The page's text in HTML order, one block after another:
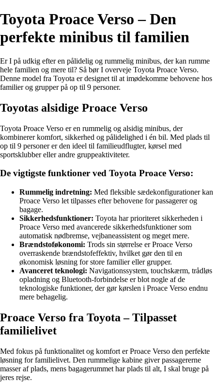
Toyota Proace Verso – Den
perfekte minibus til familien
Er I på udkig efter en pålidelig og rummelig minibus, der kan rumme
hele familien og mere til? Så bør I overveje Toyota Proace Verso.
Denne model fra Toyota er designet til at imødekomme behovene hos
familier og grupper på op til 9 personer.
Toyotas alsidige Proace Verso
Toyota Proace Verso er en rummelig og alsidig minibus, der
kombinerer komfort, sikkerhed og pålidelighed i én bil. Med plads til
op til 9 personer er den ideel til familieudflugter, kørsel med
sportsklubber eller andre gruppeaktiviteter.
De vigtigste funktioner ved Toyota Proace Verso:
Rummelig indretning: Med fleksible sædekonfigurationer kan
Proace Verso let tilpasses efter behovene for passagerer og
bagage.
Sikkerhedsfunktioner: Toyota har prioriteret sikkerheden i
Proace Verso med avancerede sikkerhedsfunktioner som
automatisk nødbremse, vejbaneassistent og meget mere.
Brændstoføkonomi: Trods sin størrelse er Proace Verso
overraskende brændstofeffektiv, hvilket gør den til en
økonomisk løsning for store familier eller grupper.
Avanceret teknologi: Navigationssystem, touchskærm, trådløs
opladning og Bluetooth-forbindelse er blot nogle af de
teknologiske funktioner, der gør kørslen i Proace Verso endnu
mere behagelig.
Proace Verso fra Toyota – Tilpasset
familielivet
Med fokus på funktionalitet og komfort er Proace Verso den perfekte
løsning for familielivet. Den rummelige kabine giver passagererne
masser af plads, mens bagagerummet har plads til alt, I skal bruge på
jeres rejse.